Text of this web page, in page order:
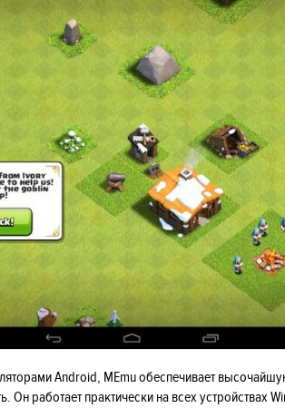
Android, MEmu обеспечивает
Он работает практически на всех устройствах